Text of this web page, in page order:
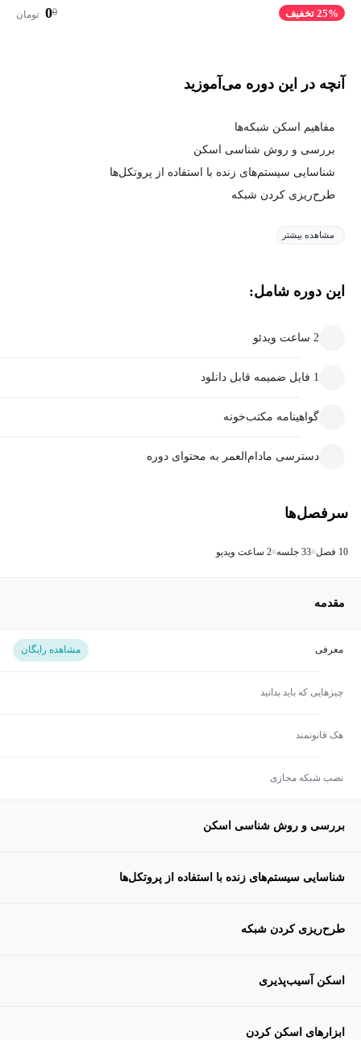
25% تخفیف 0
0 تومان
آنچه در این دوره می‌آموزید
مفاهیم اسکن شبکه‌ها
بررسی و روش شناسی اسکن
شناسایی سیستم‌های زنده با استفاده از پروتکل‌ها
طرح‌ریزی کردن شبکه
مشاهده بیشتر
این دوره شامل:
2 ساعت ویدئو
1 فایل ضمیمه قابل دانلود
گواهینامه مکتب‌خونه
دسترسی مادام‌العمر به محتوای دوره
سرفصل‌ها
10 فصل 33 جلسه 2 ساعت ویدیو
مقدمه
معرفی مشاهده رایگان
چیزهایی که باید بدانید
هک قانونمند
نصب شبکه مجازی
بررسی و روش شناسی اسکن
شناسایی سیستم‌های زنده با استفاده از پروتکل‌ها
طرح‌ریزی کردن شبکه
اسکن آسیب‌پذیری
ابزارهای اسکن کردن